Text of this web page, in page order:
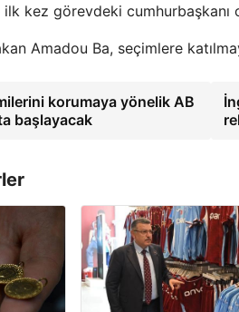
kez görevdeki cumhurbaşkanı
Amadou Ba, seçimlere
korumaya yönelik AB
başlayacak